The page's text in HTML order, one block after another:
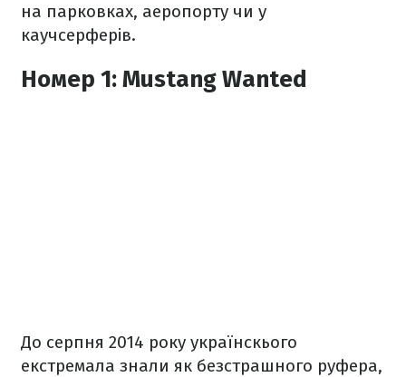
на парковках, аеропорту чи у
каучсерферів.
Номер 1: Mustang Wanted
До серпня 2014 року українскього
екстремала знали як безстрашного руфера,